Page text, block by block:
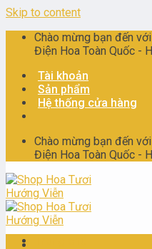
Skip to content
Chào mừng bạn đến
Điện Hoa Toàn Quốc -
Tài khoản
Sản phẩm
Hệ thống cửa hàng
Chào mừng bạn đến
Điện Hoa Toàn Quốc -